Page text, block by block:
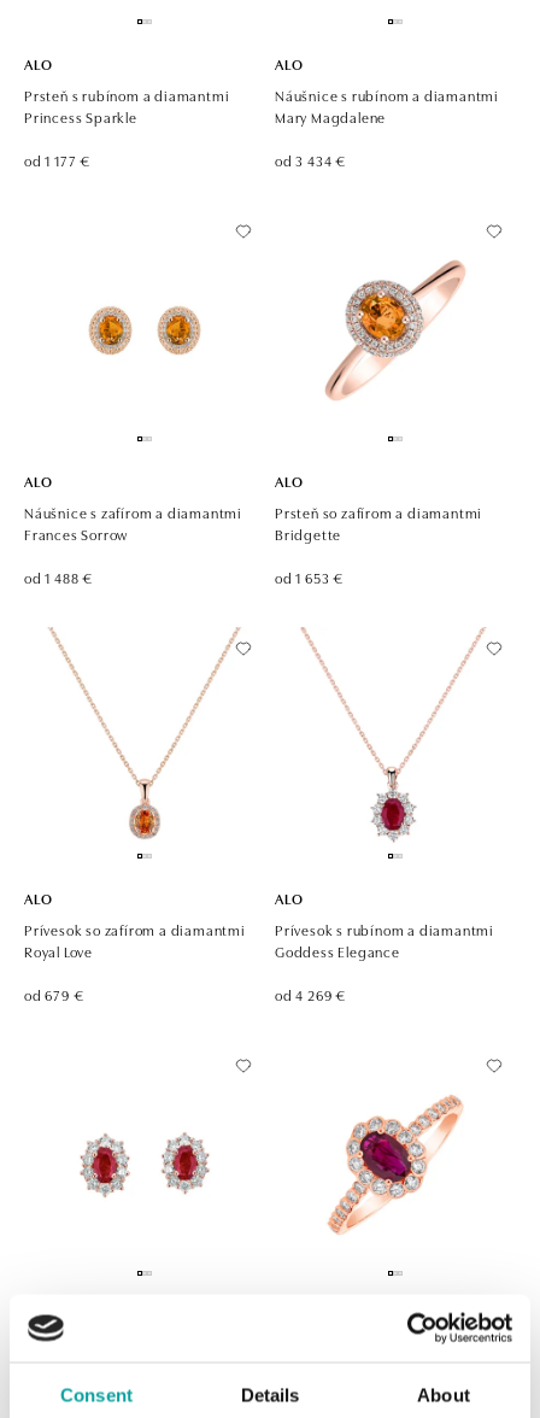
Consent Details About
ALO
Prsteň s rubínom a diamantmi
Princess Sparkle
od 1 177 €
ALO
Náušnice s rubínom a diamantmi
Mary Magdalene
od 3 434 €
ALO
Náušnice s zafírom a diamantmi
Frances Sorrow
od 1 488 €
ALO
Prsteň so zafírom a diamantmi
Bridgette
od 1 653 €
ALO
Prívesok so zafírom a diamantmi
Royal Love
od 679 €
ALO
Prívesok s rubínom a diamantmi
Goddess Elegance
od 4 269 €
ALO
Náušnice s rubínom a diamantmi
Prsteň s rubínom a diamantmi